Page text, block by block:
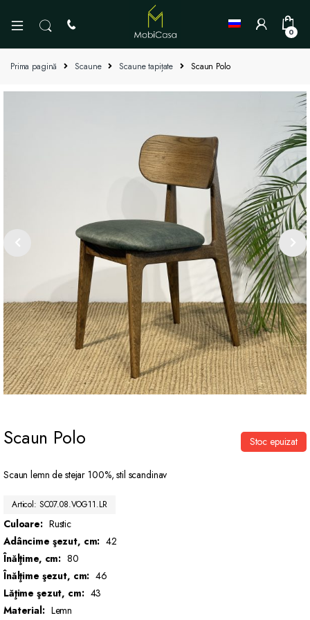
0
Prima pagină Scaune Scaune tapițate Scaun Polo
Scaun Polo
Scaun lemn de stejar 100%, stil scandinav
Articol: SC07.08.VOG11.LR
Culoare: Rustic
Adâncime şezut, cm: 42
Înălţime, cm: 80
Înălţime şezut, cm: 46
Lăţime şezut, cm: 43
Material: Lemn
Stoc epuizat